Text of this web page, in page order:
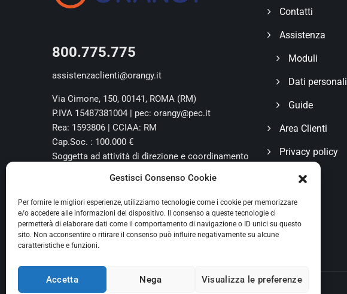
Gestisci Consenso Cookie
Per fornire le migliori esperienze, utilizziamo tecnologie come i cookie per memorizzare
e/o accedere alle informazioni del dispositivo. Il consenso a queste tecnologie ci
permetterà di elaborare dati come il comportamento di navigazione o ID unici su questo
sito. Non acconsentire o ritirare il consenso può influire negativamente su alcune
caratteristiche e funzioni.
Accetta Nega Visualizza le preferenze
800.775.775
assistenzaclienti@orangy.it
Via Cimone, 150, 00141, ROMA (RM)
P.IVA 15487381004 | pec: orangy@pec.it
Rea: 1593806 | CCIAA: RM
Cap.Soc. : 100.000 €
Soggetta ad attività di direzione e coordinamento
Contatti
Assistenza
Moduli
Dati personali
Guide
Area Clienti
Privacy policy